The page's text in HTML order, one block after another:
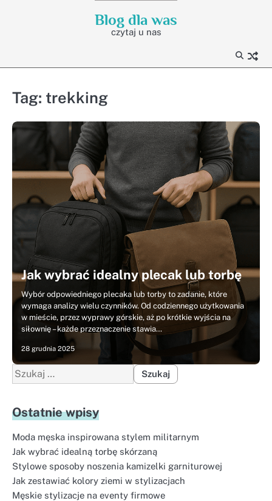
Blog dla was
czytaj u nas
Tag: trekking
Jak wybrać idealny plecak lub torbę
Wybór odpowiedniego plecaka lub torby to zadanie, które
wymaga analizy wielu czynników. Od codziennego użytkowania
w mieście, przez wyprawy górskie, aż po krótkie wyjścia na
siłownię – każde przeznaczenie stawia…
28 grudnia 2025
Szukaj:
Ostatnie wpisy
Moda męska inspirowana stylem militarnym
Jak wybrać idealną torbę skórzaną
Stylowe sposoby noszenia kamizelki garniturowej
Jak zestawiać kolory ziemi w stylizacjach
Męskie stylizacje na eventy firmowe